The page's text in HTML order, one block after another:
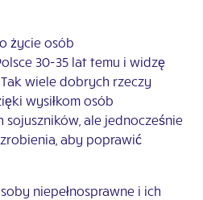
życie osób
30-35 lat temu i widzę
wiele dobrych rzeczy
wysiłkom osób
sojuszników, ale jednocześnie
aby poprawić
niepełnosprawne i ich